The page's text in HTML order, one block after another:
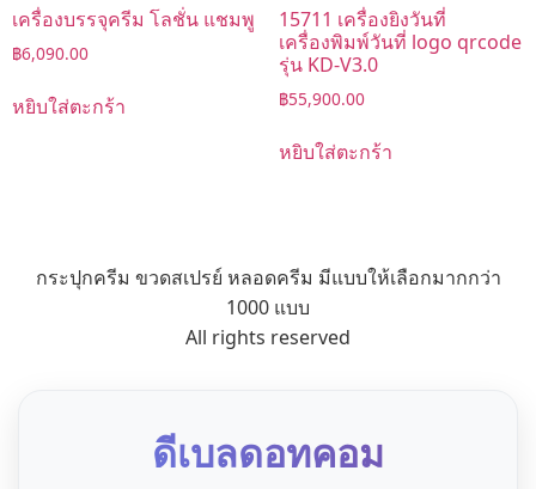
เครื่องบรรจุครีม โลชั่น แชมพู
฿6,090.00
หยิบใส่ตะกร้า
15711 เครื่องยิงวันที่
เครื่องพิมพ์วันที่ logo qrcode
รุ่น KD-V3.0
฿55,900.00
หยิบใส่ตะกร้า
กระปุกครีม ขวดสเปรย์ หลอดครีม มีแบบให้เลือกมากกว่า
1000 แบบ
All rights reserved
ดีเบลดอทคอม